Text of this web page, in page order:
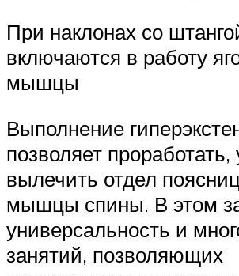
При наклонах со
включаются в работу
мышцы
Выполнение
позволяет проработать,
вылечить отдел
мышцы спины. В этом
универсальность и
занятий, позволяющих